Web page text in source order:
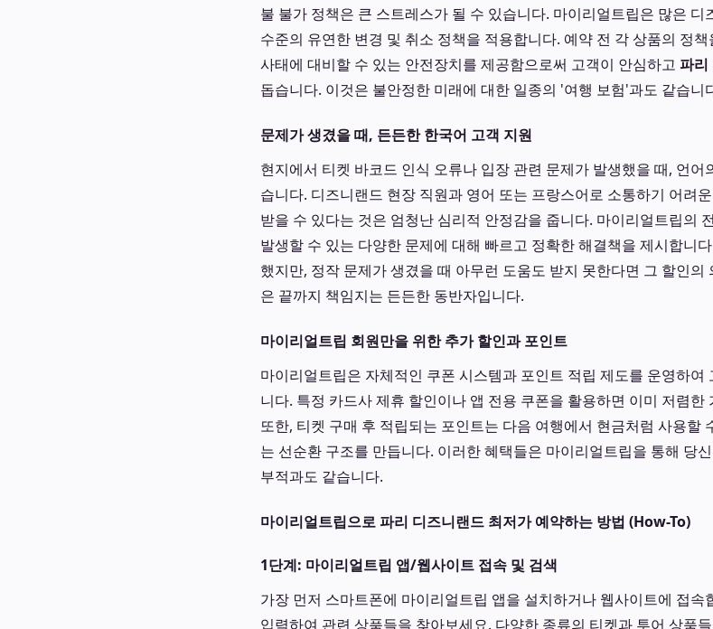
불 불가 정책은 큰 스트레스가 될 수 있습니다. 마이리얼트립은 많은
수준의 유연한 변경 및 취소 정책을 적용합니다. 예약 전 각 상품의 정
사태에 대비할 수 있는 안전장치를 제공함으로써 고객이 안심하고 파리
돕습니다. 이것은 불안정한 미래에 대한 일종의 '여행 보험'과도 같습니
문제가 생겼을 때, 든든한 한국어 고객 지원
현지에서 티켓 바코드 인식 오류나 입장 관련 문제가 발생했을 때, 언어
습니다. 디즈니랜드 현장 직원과 영어 또는 프랑스어로 소통하기 어려
받을 수 있다는 것은 엄청난 심리적 안정감을 줍니다. 마이리얼트립의
발생할 수 있는 다양한 문제에 대해 빠르고 정확한 해결책을 제시합니
했지만, 정작 문제가 생겼을 때 아무런 도움도 받지 못한다면 그 할인의
은 끝까지 책임지는 든든한 동반자입니다.
마이리얼트립 회원만을 위한 추가 할인과 포인트
마이리얼트립은 자체적인 쿠폰 시스템과 포인트 적립 제도를 운영하
니다. 특정 카드사 제휴 할인이나 앱 전용 쿠폰을 활용하면 이미 저렴
또한, 티켓 구매 후 적립되는 포인트는 다음 여행에서 현금처럼 사용할
는 선순환 구조를 만듭니다. 이러한 혜택들은 마이리얼트립을 통해 당
부적과도 같습니다.
마이리얼트립으로 파리 디즈니랜드 최저가 예약하는 방법 (How-To)
1단계: 마이리얼트립 앱/웹사이트 접속 및 검색
가장 먼저 스마트폰에 마이리얼트립 앱을 설치하거나 웹사이트에 접
입력하여 관련 상품들을 찾아보세요. 다양한 종류의 티켓과 투어 상품